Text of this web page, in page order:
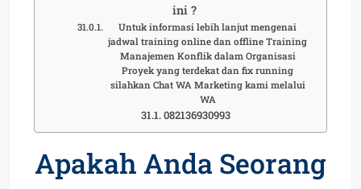
ini ?
Untuk informasi lebih lanjut mengenai
jadwal training online dan offline Training
Manajemen Konflik dalam Organisasi
Proyek yang terdekat dan fix running
silahkan Chat WA Marketing kami melalui
WA
082136930993
Apakah Anda Seorang